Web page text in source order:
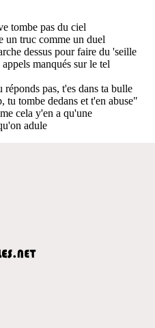
tombe pas du ciel
un truc comme un duel
dessus pour faire du 'seille
manqués sur le tel
pas, t'es dans ta bulle
tu tombe dedans et t'en abuse"
cela y'en a qu'une
adule